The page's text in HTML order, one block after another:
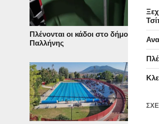
Πλένονται οι κάδοι στο δήμο
Παλλήνης